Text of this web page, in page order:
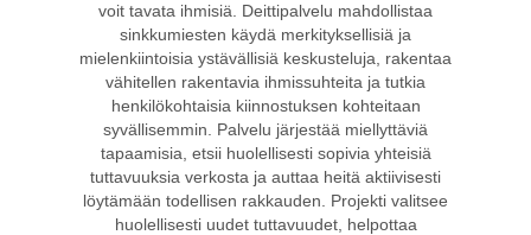
voit tavata ihmisiä. Deittipalvelu mahdollistaa
sinkkumiesten käydä merkityksellisiä ja
mielenkiintoisia ystävällisiä keskusteluja, rakentaa
vähitellen rakentavia ihmissuhteita ja tutkia
henkilökohtaisia kiinnostuksen kohteitaan
syvällisemmin. Palvelu järjestää miellyttäviä
tapaamisia, etsii huolellisesti sopivia yhteisiä
tuttavuuksia verkosta ja auttaa heitä aktiivisesti
löytämään todellisen rakkauden. Projekti valitsee
huolellisesti uudet tuttavuudet, helpottaa